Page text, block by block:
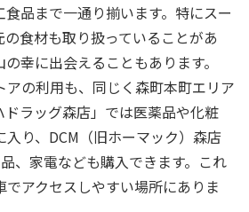
品まで一通り揃います。特にスー
食材も取り扱っていることがあ
幸に出会えることもあります。
アの利用も、同じく森町本町エリア
ラッグ森店」では医薬品や化粧
り、DCM（旧ホーマック）森店
、家電なども購入できます。これ
でアクセスしやすい場所にありま